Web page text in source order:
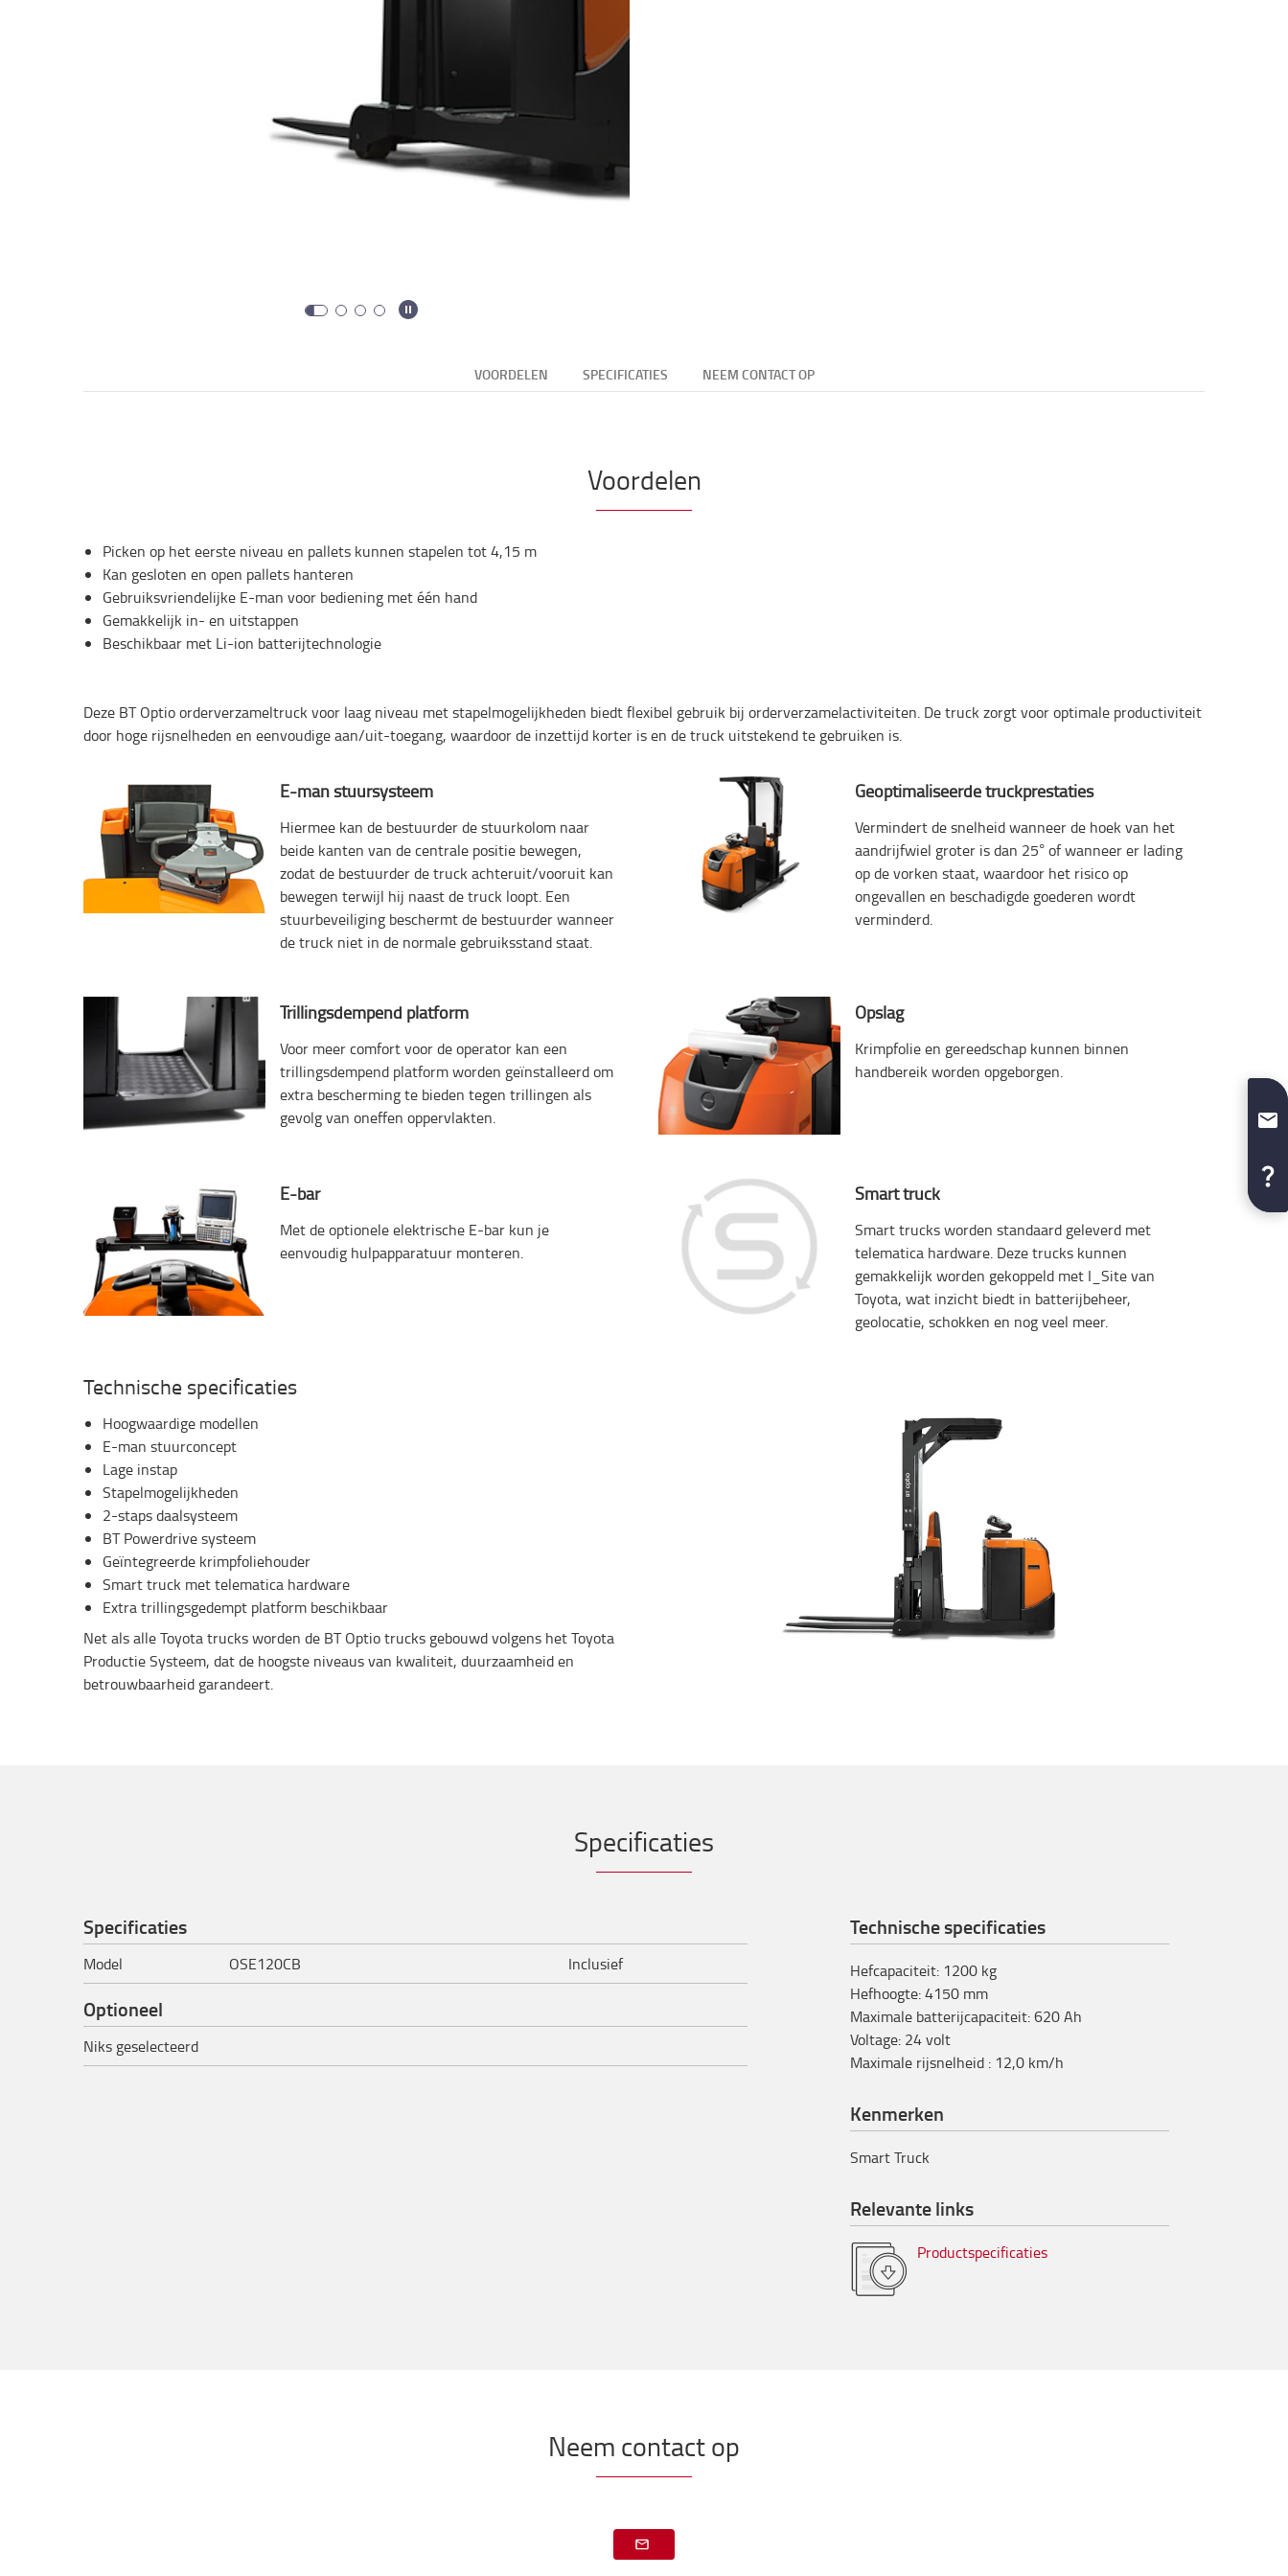
VOORDELEN SPECIFICATIES NEEM CONTACT OP
Voordelen
Picken op het eerste niveau en pallets kunnen stapelen tot 4,15 m
Kan gesloten en open pallets hanteren
Gebruiksvriendelijke E-man voor bediening met één hand
Gemakkelijk in- en uitstappen
Beschikbaar met Li-ion batterijtechnologie
Deze BT Optio orderverzameltruck voor laag niveau met stapelmogelijkheden biedt flexibel gebruik bij orderverzamelactiviteiten. De truck zorgt voor optimale productiviteit
door hoge rijsnelheden en eenvoudige aan/uit-toegang, waardoor de inzettijd korter is en de truck uitstekend te gebruiken is.
E-man stuursysteem
Hiermee kan de bestuurder de stuurkolom naar
beide kanten van de centrale positie bewegen,
zodat de bestuurder de truck achteruit/vooruit kan
bewegen terwijl hij naast de truck loopt. Een
stuurbeveiliging beschermt de bestuurder wanneer
de truck niet in de normale gebruiksstand staat.
Geoptimaliseerde truckprestaties
Vermindert de snelheid wanneer de hoek van het
aandrijfwiel groter is dan 25° of wanneer er lading
op de vorken staat, waardoor het risico op
ongevallen en beschadigde goederen wordt
verminderd.
Trillingsdempend platform
Voor meer comfort voor de operator kan een
trillingsdempend platform worden geïnstalleerd om
extra bescherming te bieden tegen trillingen als
gevolg van oneffen oppervlakten.
Opslag
Krimpfolie en gereedschap kunnen binnen
handbereik worden opgeborgen.
E-bar
Met de optionele elektrische E-bar kun je
eenvoudig hulpapparatuur monteren.
Smart truck
Smart trucks worden standaard geleverd met
telematica hardware. Deze trucks kunnen
gemakkelijk worden gekoppeld met I_Site van
Toyota, wat inzicht biedt in batterijbeheer,
geolocatie, schokken en nog veel meer.
Technische specificaties
Hoogwaardige modellen
E-man stuurconcept
Lage instap
Stapelmogelijkheden
2-staps daalsysteem
BT Powerdrive systeem
Geïntegreerde krimpfoliehouder
Smart truck met telematica hardware
Extra trillingsgedempt platform beschikbaar
Net als alle Toyota trucks worden de BT Optio trucks gebouwd volgens het Toyota
Productie Systeem, dat de hoogste niveaus van kwaliteit, duurzaamheid en
betrouwbaarheid garandeert.
Specificaties
Specificaties
Model OSE120CB Inclusief
Optioneel
Niks geselecteerd
Technische specificaties
Hefcapaciteit: 1200 kg
Hefhoogte:4150 mm
Maximale batterijcapaciteit:620Ah
Voltage: 24volt
Maximale rijsnelheid : 12,0 km/h
Kenmerken
Smart Truck
Relevante links
Productspecificaties
Neem contact op